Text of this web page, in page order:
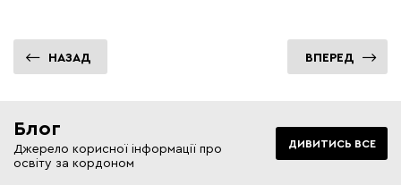
НАЗАД ВПЕРЕД
Блог
Джерело корисної інформації про
освіту за кордоном
ДИВИТИСЬ ВСЕ